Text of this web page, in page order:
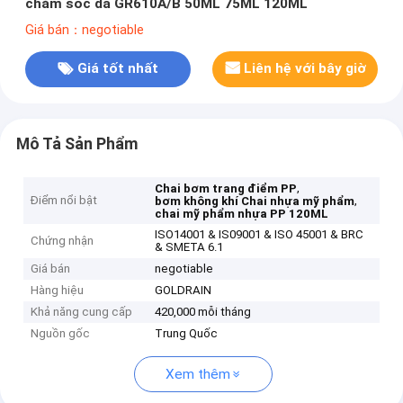
chăm sóc da GR610A/B 50ML 75ML 120ML
Giá bán：negotiable
Giá tốt nhất Liên hệ với bây giờ
Mô Tả Sản Phẩm
Điểm nổi bật
Chai bơm trang điểm PP,
bơm không khí Chai nhựa mỹ phẩm,
chai mỹ phẩm nhựa PP 120ML
Chứng nhận
ISO14001 & IS09001 & ISO 45001 & BRC
& SMETA 6.1
Giá bán
negotiable
Hàng hiệu
GOLDRAIN
Khả năng cung cấp
420,000 mỗi tháng
Nguồn gốc
Trung Quốc
Xem thêm